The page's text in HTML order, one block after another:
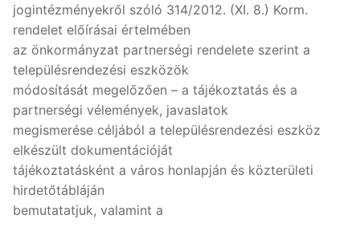
jogintézményekről szóló 314/2012. (XI. 8.) Korm.
rendelet előírásai értelmében
az önkormányzat partnerségi rendelete szerint a
településrendezési eszközök
módosítását megelőzően – a tájékoztatás és a
partnerségi vélemények, javaslatok
megismerése céljából a településrendezési eszköz
elkészült dokumentációját
tájékoztatásként a város honlapján és közterületi
hirdetőtábláján
bemutatatjuk, valamint a